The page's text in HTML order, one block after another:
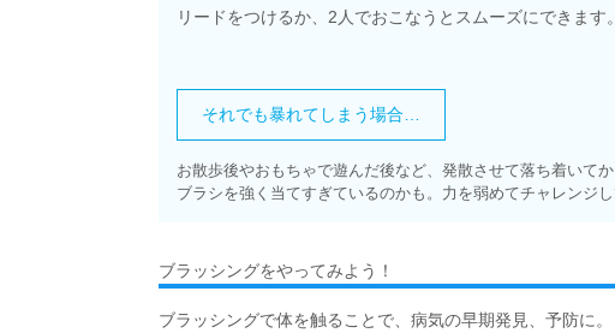
リードをつけるか、2人でおこなうとスムーズにできます。
それでも暴れてしまう場合…
お散歩後やおもちゃで遊んだ後など、発散させて落ち着いて
ブラシを強く当てすぎているのかも。力を弱めてチャレンジし
ブラッシングをやってみよう！
ブラッシングで体を触ることで、病気の早期発見、予防に。